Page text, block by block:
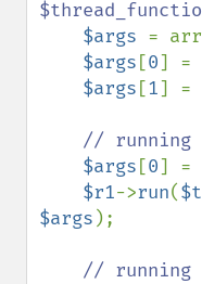
$args =
$args [0] =
$args [1] =
// running
$args [0] =
$r1->run(
$args );
// running